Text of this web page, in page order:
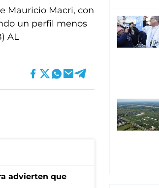
Mauricio Macri, con
un perfil menos
AL
advierten que